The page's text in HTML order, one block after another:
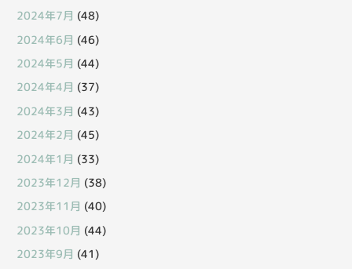
2024年7月 (48)
2024年6月 (46)
2024年5月 (44)
2024年4月 (37)
2024年3月 (43)
2024年2月 (45)
2024年1月 (33)
2023年12月 (38)
2023年11月 (40)
2023年10月 (44)
2023年9月 (41)